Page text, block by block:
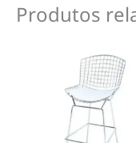
Produtos